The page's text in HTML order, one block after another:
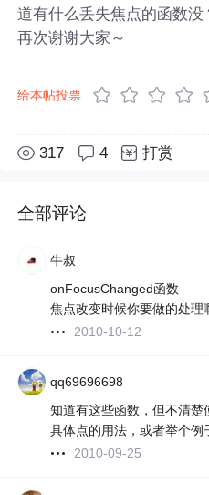
道有什么丢失焦点的函数没
再次谢谢大家～
给本帖投票
317 4 打赏
全部评论
牛叔
onFocusChanged函数
焦点改变时候你要做的处理
2010-10-12
qq69696698
知道有这些函数，但不清楚
具体点的用法，或者举个例
2010-09-25